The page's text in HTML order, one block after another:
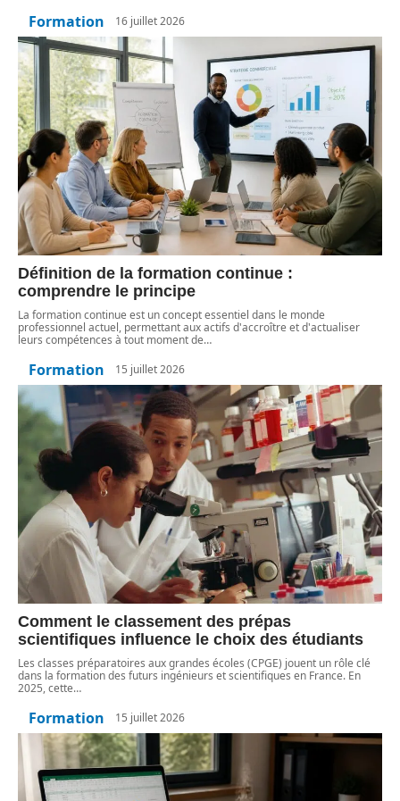
Formation 16 juillet 2026
Définition de la formation continue :
comprendre le principe
La formation continue est un concept essentiel dans le monde
professionnel actuel, permettant aux actifs d'accroître et d'actualiser
leurs compétences à tout moment de…
Formation 15 juillet 2026
Comment le classement des prépas
scientifiques influence le choix des étudiants
Les classes préparatoires aux grandes écoles (CPGE) jouent un rôle clé
dans la formation des futurs ingénieurs et scientifiques en France. En
2025, cette…
Formation 15 juillet 2026